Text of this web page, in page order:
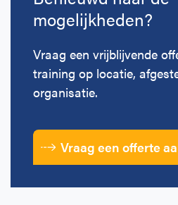
mogelijkheden?
Vraag een vrijblijvende
training op locatie,
organisatie.
Vraag een offerte